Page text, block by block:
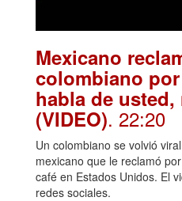
Mexicano
colombiano
habla de usted,
(VIDEO). 22:20
Un colombiano se volvió
mexicano que le reclamó
café en Estados Unidos. El
redes sociales.